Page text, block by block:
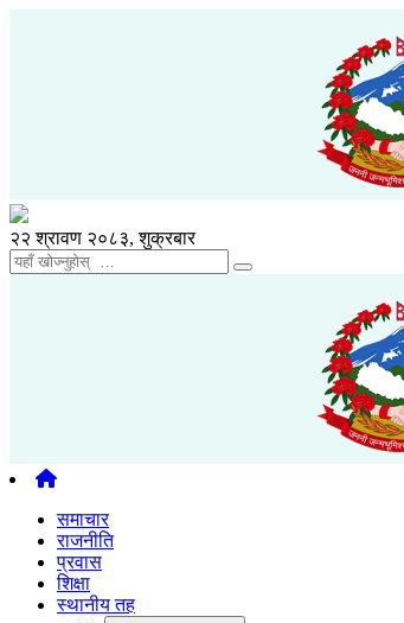
२२ श्रावण २०८३, शुक्रबार
समाचार
राजनीति
प्रवास
शिक्षा
स्थानीय तह